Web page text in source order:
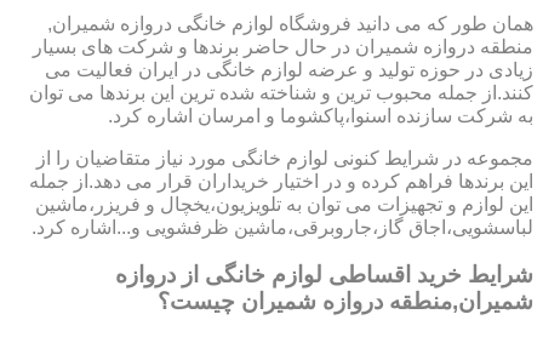
همان طور که می دانید فروشگاه لوازم خانگی دروازه شمیران,
منطقه دروازه شمیران در حال حاضر برندها و شرکت های بسیار
زیادی در حوزه تولید و عرضه لوازم خانگی در ایران فعالیت می
کنند.از جمله محبوب ترین و شناخته شده ترین این برندها می توان
به شرکت سازنده اسنوا،پاکشوما و امرسان اشاره کرد.
مجموعه در شرایط کنونی لوازم خانگی مورد نیاز متقاضیان را از
این برندها فراهم کرده و در اختیار خریداران قرار می دهد.از جمله
این لوازم و تجهیزات می توان به تلویزیون،یخچال و فریزر،ماشین
لباسشویی،اجاق گاز،جاروبرقی،ماشین ظرفشویی و...اشاره کرد.
شرایط خرید اقساطی لوازم خانگی از دروازه
شمیران,منطقه دروازه شمیران چیست؟